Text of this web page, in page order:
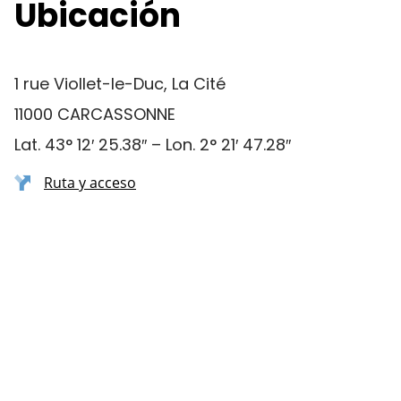
Ubicación
1 rue Viollet-le-Duc, La Cité
11000 CARCASSONNE
Lat. 43° 12′ 25.38″ – Lon. 2° 21′ 47.28″
Ruta y acceso